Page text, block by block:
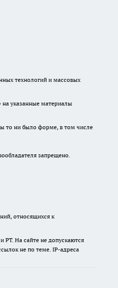
технологий и массовых
на указанные материалы
то ни было форме, в том числе
запрещено.
относящихся к
РТ. На сайте не допускаются
не по теме. IP-адреса